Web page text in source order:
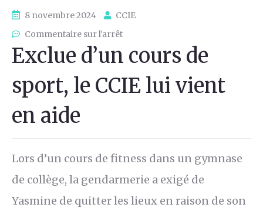
8 novembre 2024
CCIE
Commentaire sur l'arrêt
Exclue d’un cours de
sport, le CCIE lui vient
en aide
Lors d’un cours de fitness dans un gymnase
de collège, la gendarmerie a exigé de
Yasmine de quitter les lieux en raison de son